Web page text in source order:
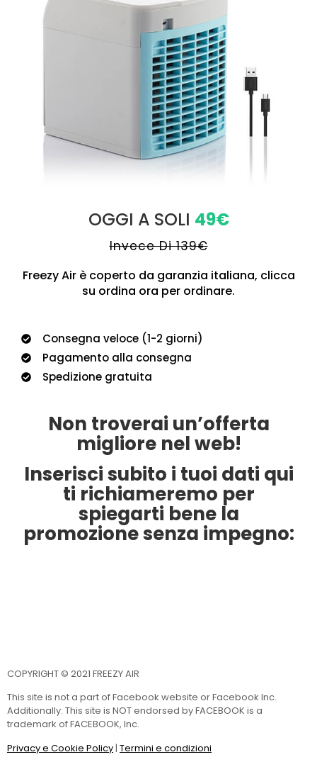
OGGI A SOLI 49€
Invece Di 139€
Freezy Air è coperto da garanzia italiana, clicca
su ordina ora per ordinare.
Consegna veloce (1-2 giorni)
Pagamento alla consegna
Spedizione gratuita
Non troverai un’offerta
migliore nel web!
Inserisci subito i tuoi dati qui
ti richiameremo per
spiegarti bene la
promozione senza impegno:
COPYRIGHT © 2021 FREEZY AIR
This site is not a part of Facebook website or Facebook Inc.
Additionally. This site is NOT endorsed by FACEBOOK is a
trademark of FACEBOOK, Inc.
Privacy e Cookie Policy| Termini e condizioni